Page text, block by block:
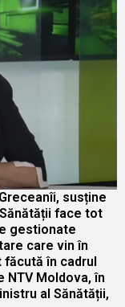
susține
face tot
gestionate
care vin în
în cadrul
NTV Moldova, în
al Sănătății,